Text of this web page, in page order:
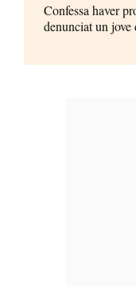
Confessa haver
denunciat un jove